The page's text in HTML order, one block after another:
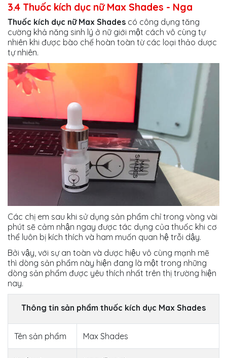
3.4 Thuốc kích dục nữ Max Shades - Nga
Thuốc kích dục nữ Max Shades có công dụng tăng
cường khả năng sinh lý ở nữ giới một cách vô cùng tự
nhiên khi được bào chế hoàn toàn từ các loại thảo dược
tự nhiên.
Các chị em sau khi sử dụng sản phẩm chỉ trong vòng vài
phút sẽ cảm nhận ngay được tác dụng của thuốc khi cơ
thể luôn bị kích thích và ham muốn quan hệ trỗi dậy.
Bởi vậy, với sự an toàn và dược hiệu vô cùng mạnh mẽ
thì dòng sản phẩm này hiện đang là một trong những
dòng sản phẩm được yêu thích nhất trên thị trường hiện
nay.
Thông tin sản phẩm thuốc kích dục Max Shades
Tên sản phẩm Max Shades